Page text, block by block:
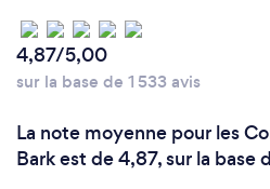
4,87/5,00
sur la base de 1 533 avis
La note moyenne pour les
Bark est de 4,87, sur la base